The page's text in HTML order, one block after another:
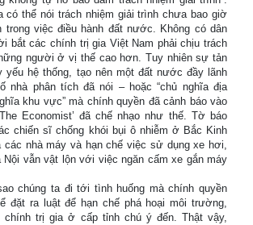
có thể nói trách nhiệm giải trình chưa bao giờ
trong việc điều hành đất nước. Không có dân
bắt các chính trị gia Việt Nam phải chịu trách
người ở vị thế cao hơn. Tuy nhiên sự tản
yếu hệ thống, tạo nên một đất nước đầy lãnh
nhà phân tích đã nói – hoặc “chủ nghĩa địa
khu vực” mà chính quyền đã cảnh báo vào
Economist’ đã chế nhạo như thế. Tờ báo
chiến sĩ chống khói bụi ô nhiễm ở Bắc Kinh
các nhà máy và hạn chế việc sử dụng xe hơi,
vẫn vật lộn với việc ngăn cấm xe gắn máy
chúng ta đi tới tình huống mà chính quyền
đặt ra luật để hạn chế phá hoại môi trường,
chính trị gia ở cấp tỉnh chú ý đến. Thật vậy,